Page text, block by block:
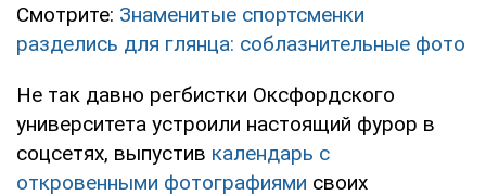
Смотрите: Знаменитые спортсменки
разделись для глянца: соблазнительные фото
Не так давно регбистки Оксфордского
университета устроили настоящий фурор в
соцсетях, выпустив календарь с
откровенными фотографиями своих